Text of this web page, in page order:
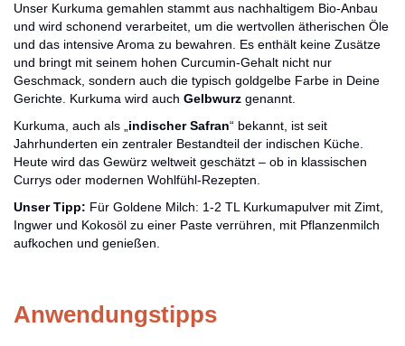
Unser Kurkuma gemahlen stammt aus nachhaltigem Bio-Anbau
und wird schonend verarbeitet, um die wertvollen ätherischen Öle
und das intensive Aroma zu bewahren. Es enthält keine Zusätze
und bringt mit seinem hohen Curcumin-Gehalt nicht nur
Geschmack, sondern auch die typisch goldgelbe Farbe in Deine
Gerichte. Kurkuma wird auch Gelbwurz genannt.
Kurkuma, auch als „ indischer Safran“ bekannt, ist seit
Jahrhunderten ein zentraler Bestandteil der indischen Küche.
Heute wird das Gewürz weltweit geschätzt – ob in klassischen
Currys oder modernen Wohlfühl-Rezepten.
Unser Tipp: Für Goldene Milch: 1-2 TL Kurkumapulver mit Zimt,
Ingwer und Kokosöl zu einer Paste verrühren, mit Pflanzenmilch
aufkochen und genießen.
Anwendungstipps